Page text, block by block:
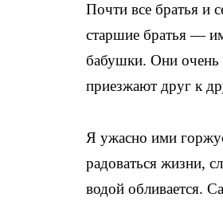
Почти все братья и
старшие братья —
бабушки. Они очень
приезжают друг к
Я ужасно ими
радоваться жизни,
водой обливается.